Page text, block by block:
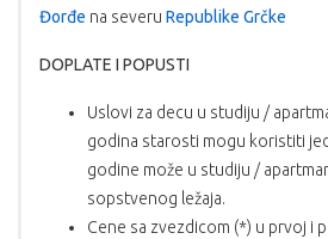
Đorđe na severu Republike Grčke
DOPLATE I POPUSTI
Uslovi za decu u studiju /
godina starosti mogu koristiti
godine može u studiju /
sopstvenog ležaja.
Cene sa zvezdicom (*) u prvoj i